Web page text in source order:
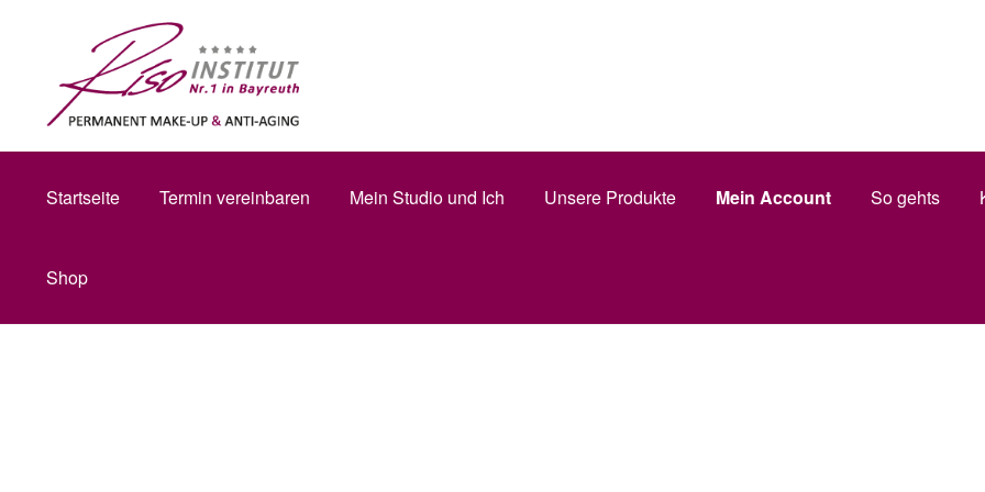
Navigation
springen
springen
Startseite Termin vereinbaren Mein Studio und Ich Unsere Produkte Mein Account So gehts
Shop
Startseite Mein Account